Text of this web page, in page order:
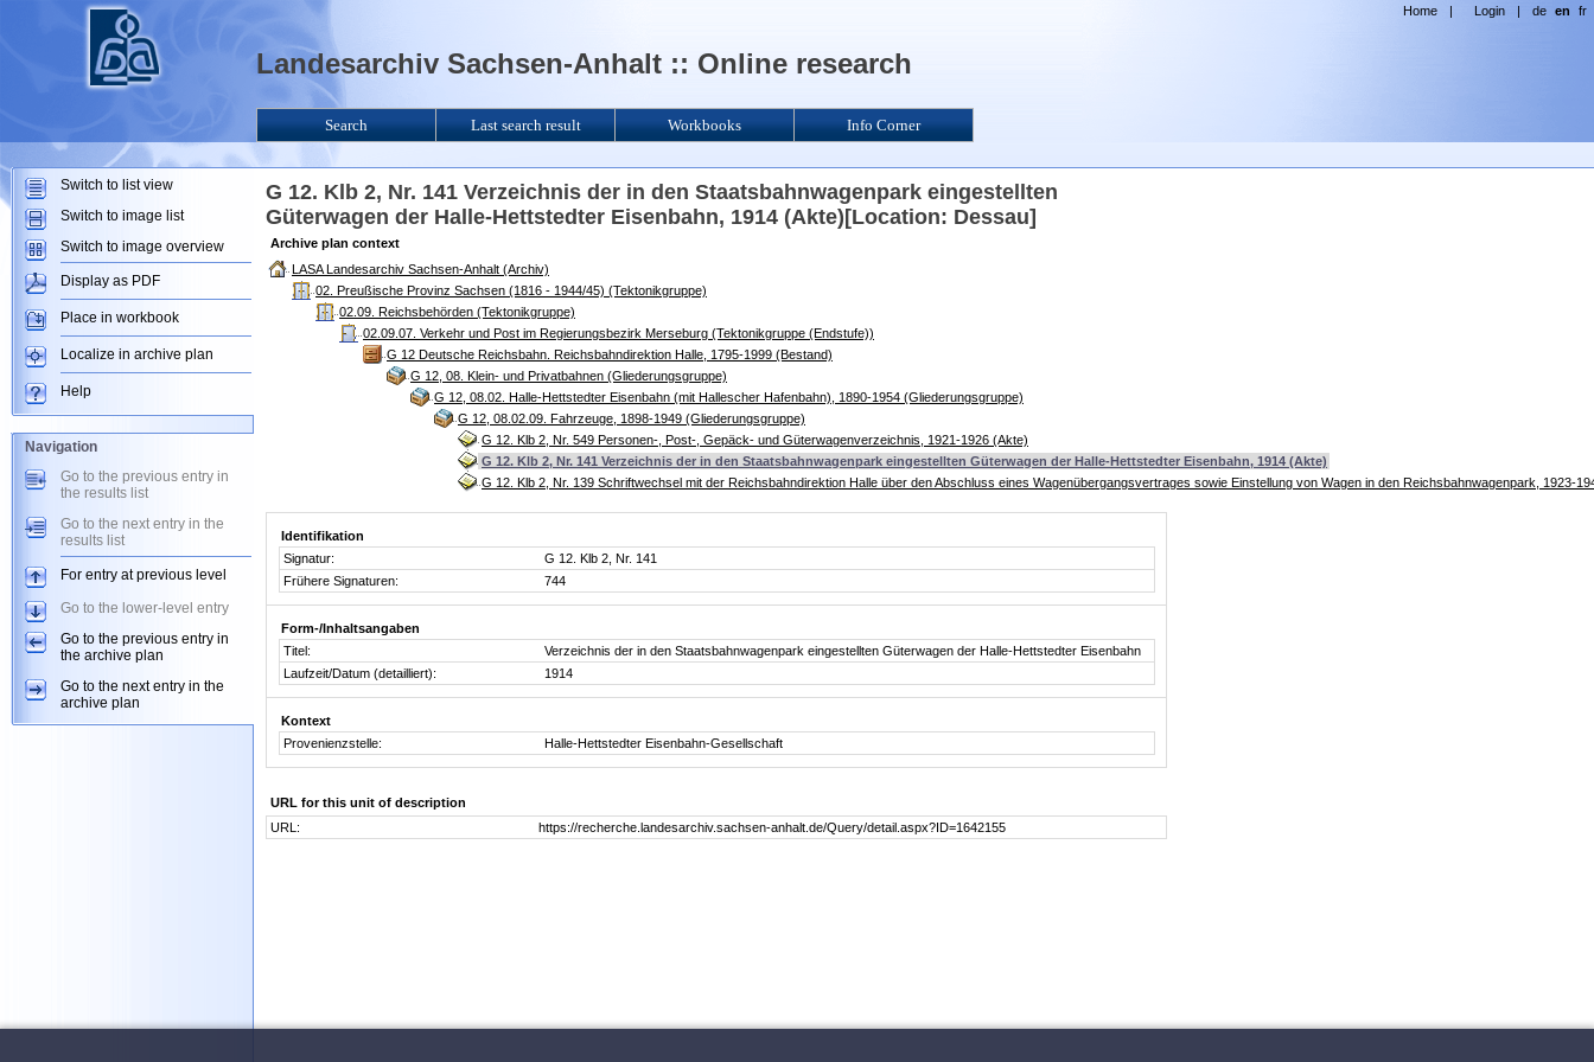
G 12. Klb 2, Nr. 141 Verzeichnis der in den Staatsbahnwagenpark eingestellten
Güterwagen der Halle-Hettstedter Eisenbahn, 1914 (Akte)[Location: Dessau]
Archive plan context
LASA Landesarchiv Sachsen-Anhalt (Archiv)
02. Preußische Provinz Sachsen (1816 - 1944/45) (Tektonikgruppe)
02.09. Reichsbehörden (Tektonikgruppe)
02.09.07. Verkehr und Post im Regierungsbezirk Merseburg (Tektonikgruppe (Endstufe))
G 12 Deutsche Reichsbahn. Reichsbahndirektion Halle, 1795-1999 (Bestand)
G 12, 08. Klein- und Privatbahnen (Gliederungsgruppe)
G 12, 08.02. Halle-Hettstedter Eisenbahn (mit Hallescher Hafenbahn), 1890-1954 (Gliederungsgruppe)
G 12, 08.02.09. Fahrzeuge, 1898-1949 (Gliederungsgruppe)
G 12. Klb 2, Nr. 549 Personen-, Post-, Gepäck- und Güterwagenverzeichnis, 1921-1926 (Akte)
G 12. Klb 2, Nr. 141 Verzeichnis der in den Staatsbahnwagenpark eingestellten Güterwagen der Halle-Hettstedter Eisenbahn, 1914 (Akte)
G 12. Klb 2, Nr. 139 Schriftwechsel mit der Reichsbahndirektion Halle über den Abschluss eines Wagenübergangsvertrages sowie Einstellung von Wagen in den Reichsbahnwagenpark, 1923-
Identifikation
Signatur:
G 12. Klb 2, Nr. 141
Frühere Signaturen:
744
Form-/Inhaltsangaben
Titel:
Verzeichnis der in den Staatsbahnwagenpark eingestellten Güterwagen der Halle-Hettstedter Eisenbahn
Laufzeit/Datum (detailliert):
1914
Kontext
Provenienzstelle:
Halle-Hettstedter Eisenbahn-Gesellschaft
URL for this unit of description
URL:
https://recherche.landesarchiv.sachsen-anhalt.de/Query/detail.aspx?ID=1642155
Home | Login | de en fr
Landesarchiv Sachsen-Anhalt :: Online research
Search Last search result Workbooks Info Corner
Switch to list view
Switch to image list
Switch to image overview
Display as PDF
Place in workbook
Localize in archive plan
Help
Navigation
Go to the previous entry in
the results list
Go to the next entry in the
results list
For entry at previous level
Go to the lower-level entry
Go to the previous entry in
the archive plan
Go to the next entry in the
archive plan